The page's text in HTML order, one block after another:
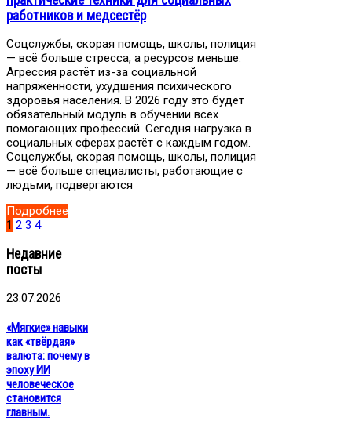
работников и медсестёр
Соцслужбы, скорая помощь, школы, полиция
— всё больше стресса, а ресурсов меньше.
Агрессия растёт из-за социальной
напряжённости, ухудшения психического
здоровья населения. В 2026 году это будет
обязательный модуль в обучении всех
помогающих профессий. Сегодня нагрузка в
социальных сферах растёт с каждым годом.
Соцслужбы, скорая помощь, школы, полиция
— всё больше специалисты, работающие с
людьми, подвергаются
Подробнее
1 2 3 4
Недавние
посты
23.07.2026
«Мягкие» навыки
как «твёрдая»
валюта: почему в
эпоху ИИ
человеческое
становится
главным.